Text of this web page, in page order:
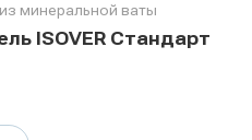
минеральной ваты
ISOVER Стандарт